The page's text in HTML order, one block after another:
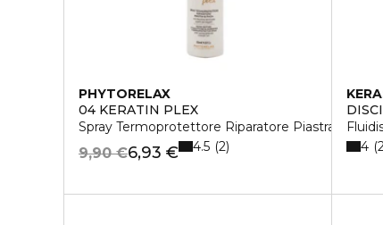
PHYTORELAX
04 KERATIN PLEX
Spray Termoprotettore Riparatore Piastra e
6,93 €
9,90 € 4.5 2 4